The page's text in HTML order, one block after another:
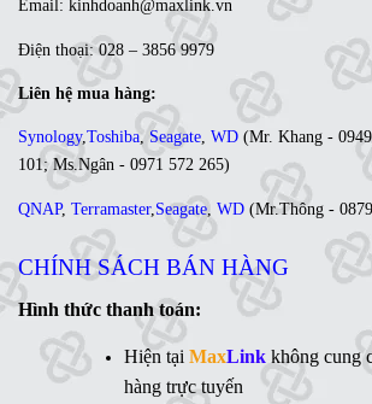
Email: kinhdoanh@maxlink.vn
Điện thoại: 028 – 3856 9979
Liên hệ mua hàng:
Synology,Toshiba, Seagate, WD (Mr. Khang -
101; Ms.Ngân - 0971 572 265)
QNAP, Terramaster, Seagate WD (Mr.Thông -
Ms. Lan Anh - 0984 441 810)
Ổ cứng di động,LCD,Networking, Linh
- 0944 908 249)
Synology , QNAP,Terramaster,Toshiba,Seagate,
,Ổ cứng di động ,LCD,Networking, Linh
CHÍNH SÁCH BÁN HÀNG
Hình thức thanh toán:
Hiện tại MaxLink không cung
hàng trực tuyến